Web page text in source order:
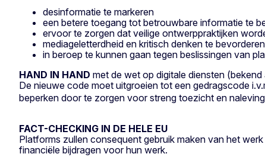
desinformatie te markeren
een betere toegang tot betrouwbare informatie te
ervoor te zorgen dat veilige ontwerppraktijken
mediageletterdheid en kritisch denken te bevorderen
in beroep te kunnen gaan tegen beslissingen van
HAND IN HAND met de wet op digitale diensten (bekend
De nieuwe code moet uitgroeien tot een gedragscode
beperken door te zorgen voor streng toezicht en
FACT-CHECKING IN DE HELE EU
Platforms zullen consequent gebruik maken van het
financiële bijdragen voor hun werk.